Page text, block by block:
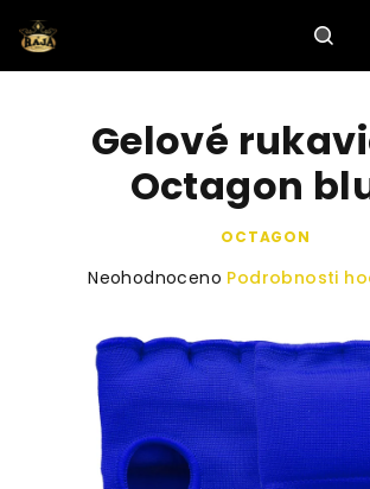
na
obsah
Gelové
Octagon
OCTAGON
Průměrné
je
0,0
hvězdiček.
Neohodnoceno Podrobnosti